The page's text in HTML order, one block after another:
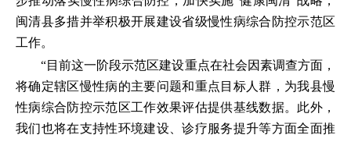
闽清县多措并举积极开展建设省级慢性病综合防控示范区
工作。
“目前这一阶段示范区建设重点在社会因素调查方面，
将确定辖区慢性病的主要问题和重点目标人群，为我县慢
性病综合防控示范区工作效果评估提供基线数据。此外，
我们也将在支持性环境建设、诊疗服务提升等方面全面推